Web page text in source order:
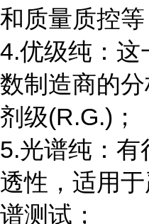
和质量质控等
4.优级纯：这
数制造商的
剂级(R.G.)；
5.光谱纯：有
透性，适用
谱测试；